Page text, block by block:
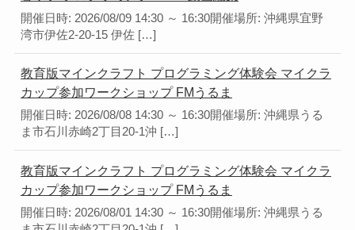
開催日時: 2026/08/09 14:30 ～ 16:30開催場所: 沖縄県宜野
湾市伊佐2-20-15 伊佐 […]
教育版マインクラフト プログラミング体験会 マイクラ
カップ参加ワークショップ FMうるま
開催日時: 2026/08/08 14:30 ～ 16:30開催場所: 沖縄県うる
ま市石川赤崎2丁目20-1沖 […]
教育版マインクラフト プログラミング体験会 マイクラ
カップ参加ワークショップ FMうるま
開催日時: 2026/08/01 14:30 ～ 16:30開催場所: 沖縄県うる